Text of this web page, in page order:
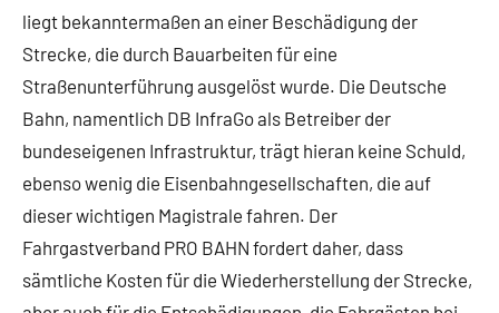
liegt bekanntermaßen an einer Beschädigung der
Strecke, die durch Bauarbeiten für eine
Straßenunterführung ausgelöst wurde. Die Deutsche
Bahn, namentlich DB InfraGo als Betreiber der
bundeseigenen Infrastruktur, trägt hieran keine Schuld,
ebenso wenig die Eisenbahngesellschaften, die auf
dieser wichtigen Magistrale fahren. Der
Fahrgastverband PRO BAHN fordert daher, dass
sämtliche Kosten für die Wiederherstellung der Strecke,